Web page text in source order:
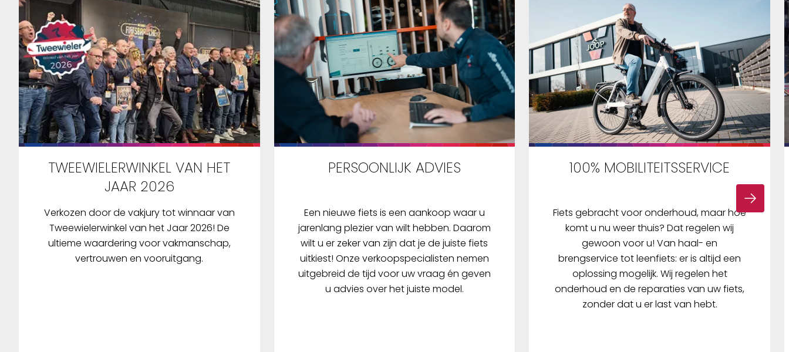
TWEEWIELERWINKEL VAN HET
JAAR 2026
Verkozen door de vakjury tot winnaar van
Tweewielerwinkel van het Jaar 2026! De
ultieme waardering voor vakmanschap,
vertrouwen en vooruitgang.
PERSOONLIJK ADVIES
Een nieuwe fiets is een aankoop waar u
jarenlang plezier van wilt hebben. Daarom
wilt u er zeker van zijn dat je de juiste fiets
uitkiest! Onze verkoopspecialisten nemen
uitgebreid de tijd voor uw vraag én geven
u advies over het juiste model.
100% MOBILITEITSSERVICE
Fiets gebracht voor onderhoud, maar hoe
komt u nu weer thuis? Dat regelen wij
gewoon voor u! Van haal- en
brengservice tot leenfiets: er is altijd een
oplossing mogelijk. Wij regelen het
onderhoud en de reparaties van uw fiets,
zonder dat u er last van hebt.